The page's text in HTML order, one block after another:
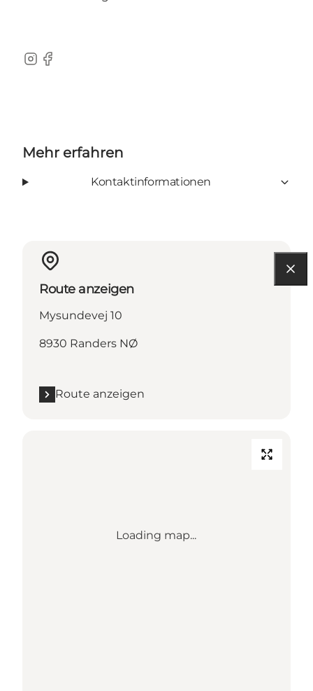
Instagram
Facebook
Mehr erfahren
Kontaktinformationen
Route anzeigen
Mysundevej 10
8930 Randers NØ
Route anzeigen
Loading map...